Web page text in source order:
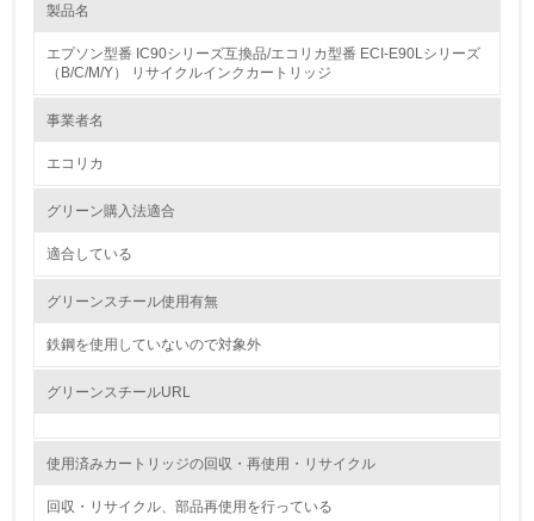
1.
環境方針を持っている
環境対応の責任体制を定めている
環境問題に関する従業員教育を行っている
自社に関係する主要な環境法規制を把握し、順守している
レベル2
5.
製品名
エプソン型番 IC90シリーズ互換品/エコリカ型番 ECI-E90Lシリーズ
（B/C/M/Y） リサイクルインクカートリッジ
事業者名
エコリカ
グリーン購入法適合
適合している
グリーンスチール使用有無
鉄鋼を使用していないので対象外
グリーンスチールURL
使用済みカートリッジの回収・再使用・リサイクル
回収・リサイクル、部品再使用を行っている